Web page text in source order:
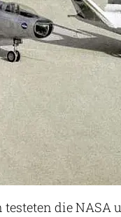
testeten die NASA